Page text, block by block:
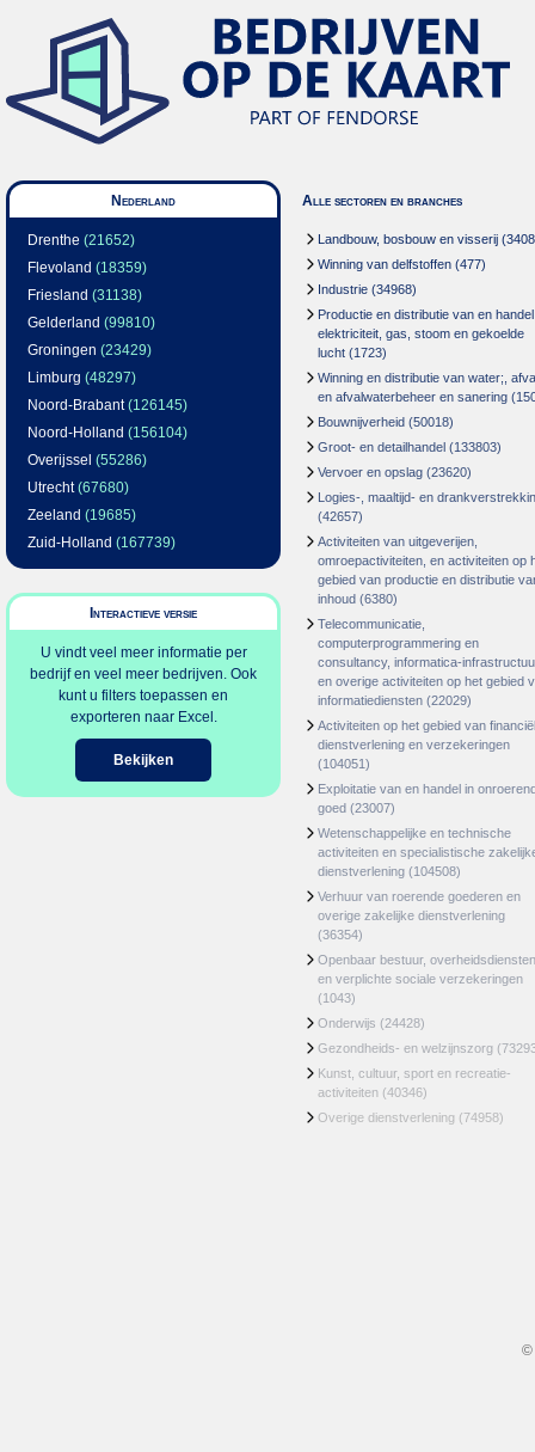
Nederland
Drenthe (21652)
Flevoland (18359)
Friesland (31138)
Gelderland (99810)
Groningen (23429)
Limburg (48297)
Noord-Brabant(126145)
Noord-Holland (156104)
Overijssel (55286)
Utrecht(67680)
Zeeland (19685)
Zuid-Holland (167739)
Interactieve versie
U vindt veel meer informatie per
bedrijf en veel meer bedrijven. Ook
kunt u filters toepassen en
exporteren naar Excel.
Bekijken
Alle sectoren en branches
Landbouw, bosbouw en visserij
Winning van delfstoffen (477)
Industrie (34968)
Productie en distributie van en
elektriciteit, gas, stoom en gekoelde
lucht (1723)
Winning en distributie van water;,
en afvalwaterbeheer en sanering
Bouwnijverheid (50018)
Groot- en detailhandel (133803)
Vervoer en opslag (23620)
Logies-, maaltijd- en
(42657)
Activiteiten van uitgeverijen,
omroepactiviteiten, en activiteiten op
gebied van productie en distributie
inhoud (6380)
Telecommunicatie,
computerprogrammering en
consultancy, informatica-
en overige activiteiten op het gebied
informatiediensten (22029)
Activiteiten op het gebied van
dienstverlening en verzekeringen
(104051)
Exploitatie van en handel in
goed (23007)
Wetenschappelijke en technische
activiteiten en specialistische
dienstverlening (104508)
Verhuur van roerende goederen en
overige zakelijke dienstverlening
(36354)
Openbaar bestuur, overheidsdiensten
en verplichte sociale verzekeringen
(1043)
Onderwijs (24428)
Gezondheids- en welzijnszorg
Kunst, cultuur, sport en recreatie-
activiteiten (40346)
Overige dienstverlening (74958)
©